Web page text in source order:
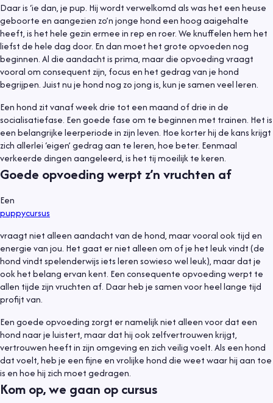
Daar is ‘ie dan, je pup. Hij wordt verwelkomd als was het een heuse
geboorte en aangezien zo’n jonge hond een hoog aaigehalte
heeft, is het hele gezin ermee in rep en roer. We knuffelen hem het
liefst de hele dag door. En dan moet het grote opvoeden nog
beginnen. Al die aandacht is prima, maar die opvoeding vraagt
vooral om consequent zijn, focus en het gedrag van je hond
begrijpen. Juist nu je hond nog zo jong is, kun je samen veel leren.
Een hond zit vanaf week drie tot een maand of drie in de
socialisatiefase. Een goede fase om te beginnen met trainen. Het is
een belangrijke leerperiode in zijn leven. Hoe korter hij de kans krijgt
zich allerlei ‘eigen’ gedrag aan te leren, hoe beter. Eenmaal
verkeerde dingen aangeleerd, is het tij moeilijk te keren.
Goede opvoeding werpt z’n vruchten af
Een
puppycursus
vraagt niet alleen aandacht van de hond, maar vooral ook tijd en
energie van jou. Het gaat er niet alleen om of je het leuk vindt (de
hond vindt spelenderwijs iets leren sowieso wel leuk), maar dat je
ook het belang ervan kent. Een consequente opvoeding werpt te
allen tijde zijn vruchten af. Daar heb je samen voor heel lange tijd
profijt van.
Een goede opvoeding zorgt er namelijk niet alleen voor dat een
hond naar je luistert, maar dat hij ook zelfvertrouwen krijgt,
vertrouwen heeft in zijn omgeving en zich veilig voelt. Als een hond
dat voelt, heb je een fijne en vrolijke hond die weet waar hij aan toe
is en hoe hij zich moet gedragen.
Kom op, we gaan op cursus